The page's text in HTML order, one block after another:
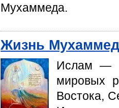
Мухаммеда.
Жизнь
Ислам —
мировых
Востока,